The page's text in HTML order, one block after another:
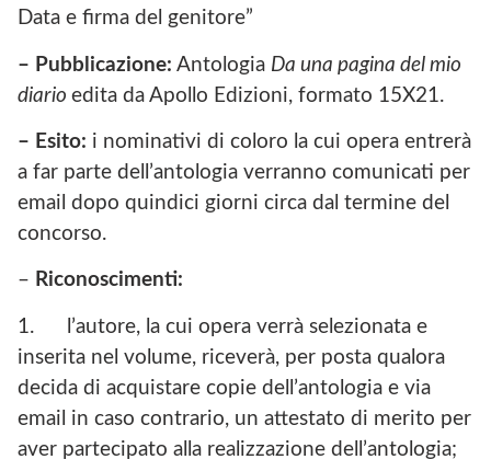
Data e firma del genitore”
– Pubblicazione: Antologia Da una pagina del mio
diario edita da Apollo Edizioni, formato 15X21.
– Esito: i nominativi di coloro la cui opera entrerà
a far parte dell’antologia verranno comunicati per
email dopo quindici giorni circa dal termine del
concorso.
– Riconoscimenti:
1.
l’autore, la cui opera verrà selezionata e
inserita nel volume, riceverà, per posta qualora
decida di acquistare copie dell’antologia e via
email in caso contrario, un attestato di merito per
aver partecipato alla realizzazione dell’antologia;